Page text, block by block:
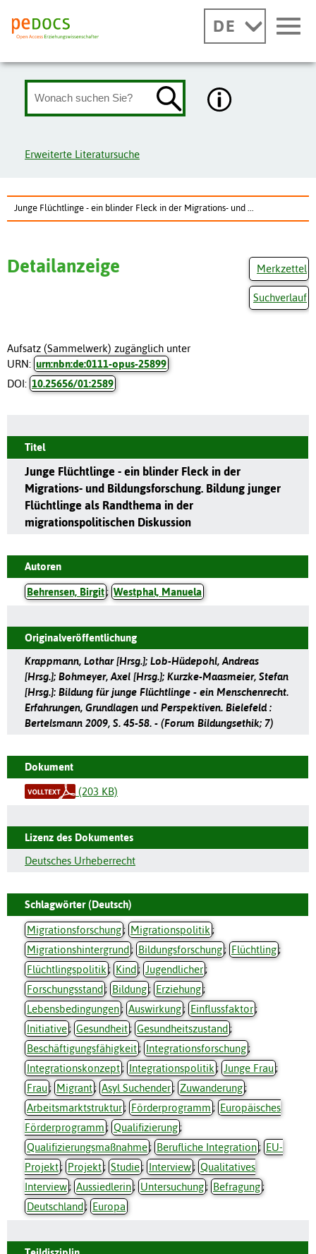
DE
Erweiterte Literatursuche
Junge Flüchtlinge - ein blinder Fleck in der Migrations- und ...
Merkzettel
Suchverlauf
Detailanzeige
Aufsatz (Sammelwerk) zugänglich unter
URN: urn:nbn:de:0111-opus-25899
DOI: 10.25656/01:2589
Titel
Junge Flüchtlinge - ein blinder Fleck in der
Migrations- und Bildungsforschung. Bildung junger
Flüchtlinge als Randthema in der
migrationspolitischen Diskussion
Autoren
Behrensen, Birgit; Westphal, Manuela
Originalveröffentlichung
Krappmann, Lothar [Hrsg.]; Lob-Hüdepohl, Andreas
[Hrsg.]; Bohmeyer, Axel [Hrsg.]; Kurzke-Maasmeier, Stefan
[Hrsg.]: Bildung für junge Flüchtlinge - ein Menschenrecht.
Erfahrungen, Grundlagen und Perspektiven. Bielefeld :
Bertelsmann 2009, S. 45-58. - (Forum Bildungsethik; 7)
Dokument
(203 KB)
Lizenz des Dokumentes
Deutsches Urheberrecht
Schlagwörter (Deutsch)
Migrationsforschung; Migrationspolitik ;
Migrationshintergrund; Bildungsforschung; Flüchtling;
Flüchtlingspolitik ; Kind; Jugendlicher;
Forschungsstand; Bildung; Erziehung;
Lebensbedingungen; Auswirkung; Einflussfaktor;
Initiative; Gesundheit; Gesundheitszustand;
Beschäftigungsfähigkeit; Integrationsforschung;
Integrationskonzept; Integrationspolitik ; Junge Frau ;
Frau ; Migrant; Asyl Suchender; Zuwanderung;
Arbeitsmarktstruktur; Förderprogramm ; Europäisches
Förderprogramm ; Qualifizierung;
Qualifizierungsmaßnahme; Berufliche Integration; EU-
Projekt; Projekt; Studie; Interview; Qualitatives
Interview; Aussiedlerin; Untersuchung; Befragung;
Deutschland; Europa